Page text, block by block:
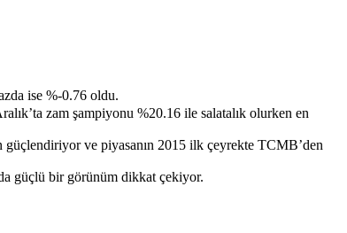
ise %-0.76 oldu.
zam şampiyonu %20.16 ile salatalık olurken en
güçlendiriyor ve piyasanın 2015 ilk çeyrekte TCMB’den
güçlü bir görünüm dikkat çekiyor.